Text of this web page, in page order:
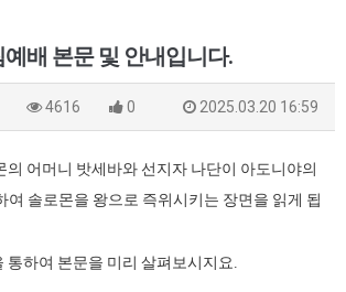
배 본문 및 안내입니다.
4616 0 2025.03.20 16:59
의 어머니 밧세바와 선지자 나단이 아도니야의
여 솔로몬을 왕으로 즉위시키는 장면을 읽게 됩
통하여 본문을 미리 살펴보시지요 .